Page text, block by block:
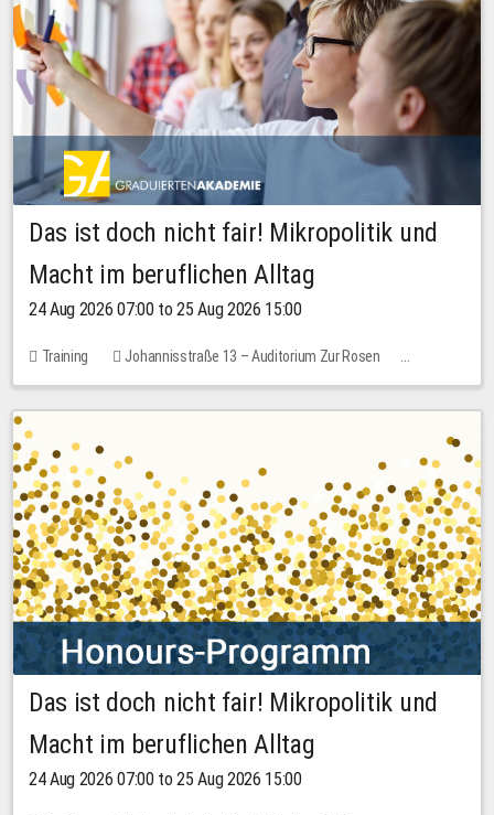
Das ist doch nicht fair! Mikropolitik und
Macht im beruflichen Alltag
24 Aug 2026 07:00 to 25 Aug 2026 15:00
Training
Johannisstraße 13 – Auditorium Zur Rosen
1 place
30.00 EUR
Das ist doch nicht fair! Mikropolitik und
Macht im beruflichen Alltag
24 Aug 2026 07:00 to 25 Aug 2026 15:00